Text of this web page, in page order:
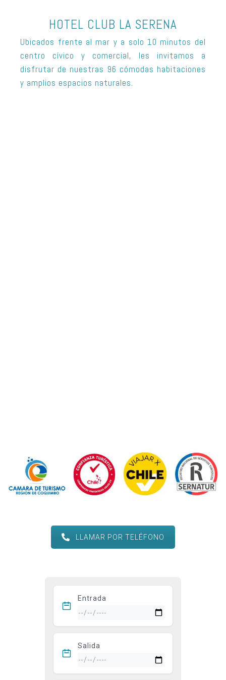
HOTEL CLUB LA SERENA
Ubicados frente al mar y a solo 10 minutos del
centro cívico y comercial, les invitamos a
disfrutar de nuestras 96 cómodas habitaciones
y amplios espacios naturales.
LLAMAR POR TELÉFONO
Entrada
Salida